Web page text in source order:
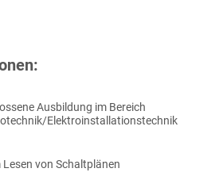
Ausbildung im Bereich
Elektroinstallationstechnik
von Schaltplänen